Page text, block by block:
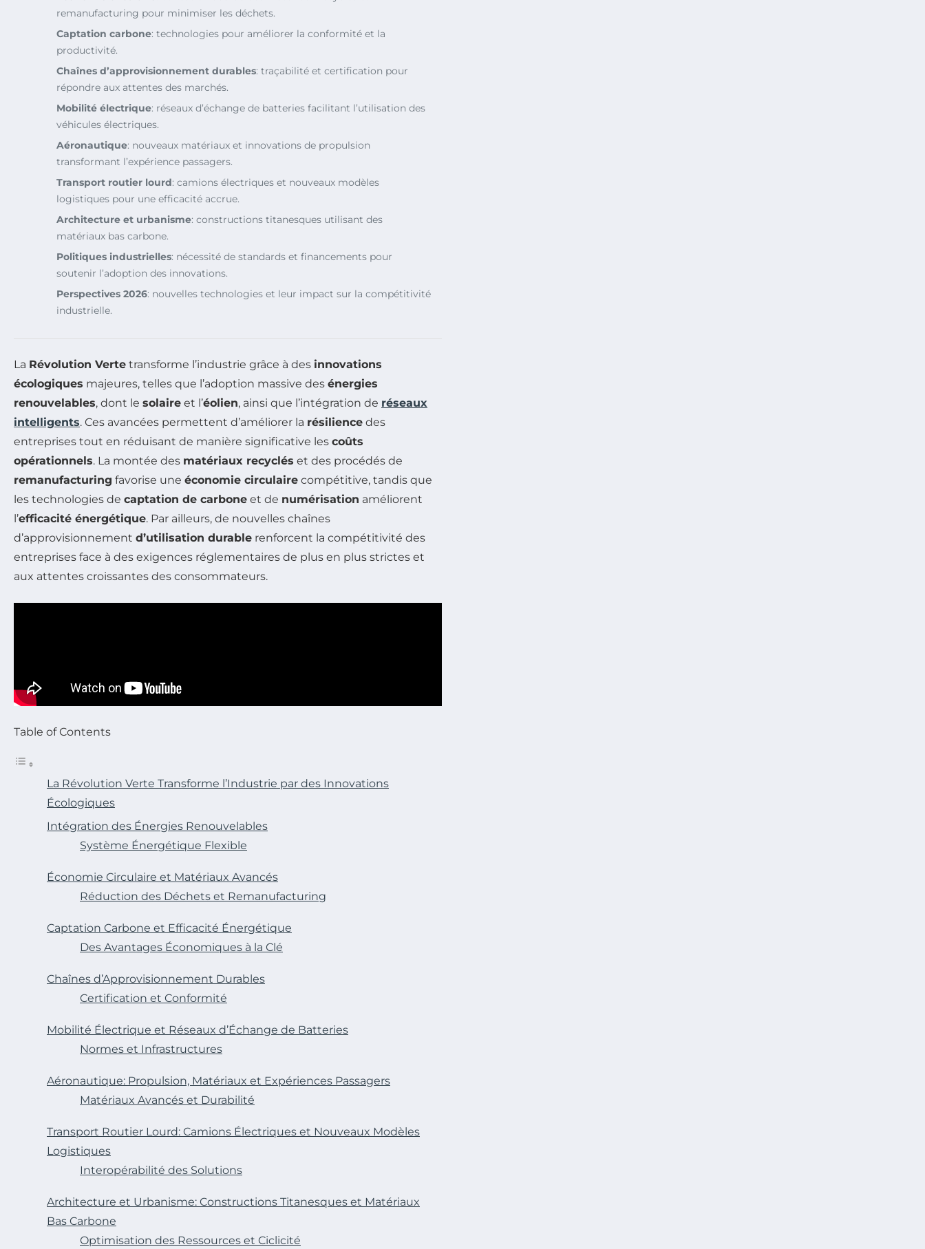
remanufacturing pour minimiser les déchets.
Captation carbone: technologies pour améliorer la conformité et la
productivité.
Chaînes d’approvisionnement durables: traçabilité et certification pour
répondre aux attentes des marchés.
Mobilité électrique: réseaux d’échange de batteries facilitant l’utilisation des
véhicules électriques.
Aéronautique: nouveaux matériaux et innovations de propulsion
transformant l’expérience passagers.
Transport routier lourd: camions électriques et nouveaux modèles
logistiques pour une efficacité accrue.
Architecture et urbanisme: constructions titanesques utilisant des
matériaux bas carbone.
Politiques industrielles: nécessité de standards et financements pour
soutenir l’adoption des innovations.
Perspectives 2026: nouvelles technologies et leur impact sur la compétitivité
industrielle.
La Révolution Verte transforme l’industrie grâce à des innovations
écologiques majeures, telles que l’adoption massive des énergies
renouvelables, dont le solaire et l’éolien, ainsi que l’intégration de réseaux
intelligents. Ces avancées permettent d’améliorer la résilience des
entreprises tout en réduisant de manière significative les coûts
opérationnels. La montée des matériaux recyclés et des procédés de
remanufacturing favorise une économie circulaire compétitive, tandis que
les technologies de captation de carbone et de numérisation améliorent
l’efficacité énergétique. Par ailleurs, de nouvelles chaînes
d’approvisionnement d’utilisation durable renforcent la compétitivité des
entreprises face à des exigences réglementaires de plus en plus strictes et
aux attentes croissantes des consommateurs.
Table of Contents
La Révolution Verte Transforme l’Industrie par des Innovations
Écologiques
Intégration des Énergies Renouvelables
Système Énergétique Flexible
Économie Circulaire et Matériaux Avancés
Réduction des Déchets et Remanufacturing
Captation Carbone et Efficacité Énergétique
Des Avantages Économiques à la Clé
Chaînes d’Approvisionnement Durables
Certification et Conformité
Mobilité Électrique et Réseaux d’Échange de Batteries
Normes et Infrastructures
Aéronautique: Propulsion, Matériaux et Expériences Passagers
Matériaux Avancés et Durabilité
Transport Routier Lourd: Camions Électriques et Nouveaux Modèles
Logistiques
Interopérabilité des Solutions
Architecture et Urbanisme: Constructions Titanesques et Matériaux
Bas Carbone
Optimisation des Ressources et Ciclicité